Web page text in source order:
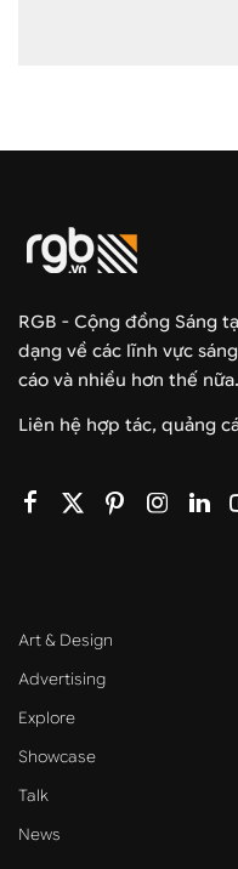
RGB - Cộng đồng Sáng
dạng về các lĩnh vực
cáo và nhiều hơn thế nữa.
Liên hệ hợp tác, quảng
Art & Design
Advertising
Explore
Showcase
Talk
News